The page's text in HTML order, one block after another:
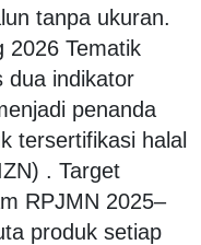
tanpa ukuran.
2026 Tematik
dua indikator
penanda
tersertifikasi halal
. Target
RPJMN 2025–
produk setiap